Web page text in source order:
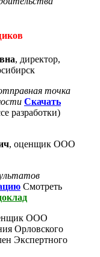
, директор,
точка
Скачать
разработки)
, оценщик ООО
Смотреть
ООО
Орловского
Экспертного